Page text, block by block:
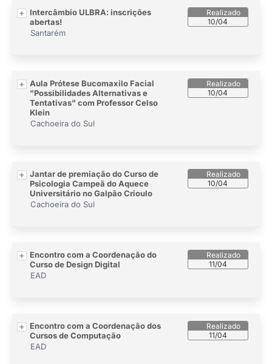
Intercâmbio ULBRA: inscrições
abertas!
10/04
Santarém
Aula Prótese Bucomaxilo Facial
"Possibilidades Alternativas e
Tentativas" com Professor Celso
Klein
10/04
Cachoeira do Sul
Jantar de premiação do Curso de
Psicologia Campeã do Aquece
Universitário no Galpão Crioulo
10/04
Cachoeira do Sul
Encontro com a Coordenação do
Curso de Design Digital
11/04
EAD
Encontro com a Coordenação dos
Cursos de Computação
11/04
EAD